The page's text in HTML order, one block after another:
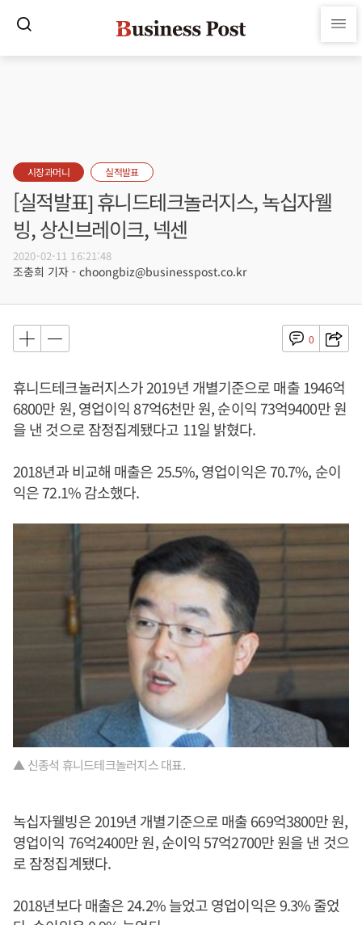
시장과머니 실적발표
[실적발표] 휴니드테크놀러지스, 녹십자웰
빙, 상신브레이크, 넥센
2020-02-11 16:21:48
조충희 기자 - choongbiz@businesspost.co.kr
0
휴니드테크놀러지스가 2019년 개별기준으로 매출 1946억
6800만 원, 영업이익 87억6천만 원, 순이익 73억9400만 원
을 낸 것으로 잠정집계됐다고 11일 밝혔다.
2018년과 비교해 매출은 25.5%, 영업이익은 70.7%, 순이
익은 72.1% 감소했다.
▲ 신종석 휴니드테크놀러지스 대표.
녹십자웰빙은 2019년 개별기준으로 매출 669억3800만 원,
영업이익 76억2400만 원, 순이익 57억2700만 원을 낸 것으
로 잠정집계됐다.
2018년보다 매출은 24.2% 늘었고 영업이익은 9.3% 줄었